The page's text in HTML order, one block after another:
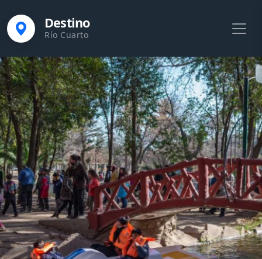
Destino
Río Cuarto